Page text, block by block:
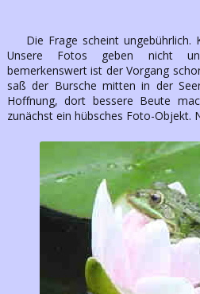
Die Frage scheint ungebührlich.
Unsere Fotos geben nicht
bemerkenswert ist der Vorgang
saß der Bursche mitten in der
Hoffnung, dort bessere Beute
zunächst ein hübsches Foto-Objekt.